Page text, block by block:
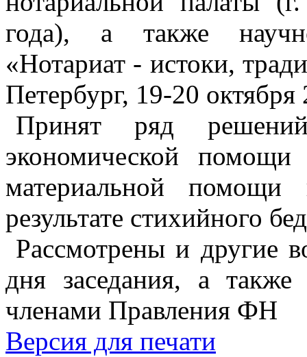
года), а также
«Нотариат - истоки,
Петербург, 19-20 октября
Принят ряд
экономической
материальной помощи
результате стихийного
Рассмотрены и другие
дня заседания, а также
членами Правления ФН
Версия для печати